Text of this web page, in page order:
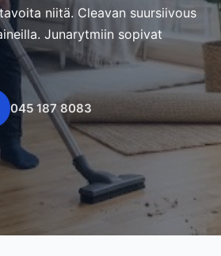
niitä. Cleavan suursiivous
Junarytmiin sopivat
045 187 8083